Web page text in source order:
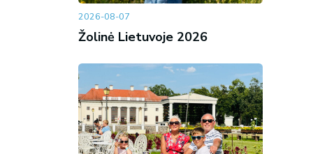
2026-08-07
Žolinė Lietuvoje 2026